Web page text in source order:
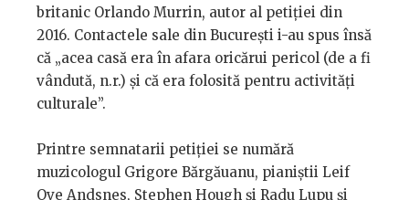
britanic Orlando Murrin, autor al petiției din
2016. Contactele sale din București i-au spus însă
că „acea casă era în afara oricărui pericol (de a fi
vândută, n.r.) și că era folosită pentru activități
culturale”.
Printre semnatarii petiției se numără
muzicologul Grigore Bărgăuanu, pianiștii Leif
Ove Andsnes, Stephen Hough și Radu Lupu și